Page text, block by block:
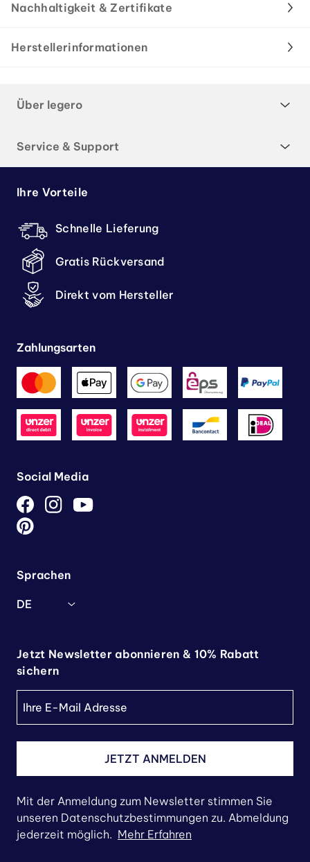
Nachhaltigkeit & Zertifikate
Herstellerinformationen
Über legero
Service & Support
Ihre Vorteile
Schnelle Lieferung
Gratis Rückversand
Direkt vom Hersteller
Zahlungsarten
Social Media
Sprachen
DE
Jetzt Newsletter abonnieren & 10% Rabatt
sichern
JETZT ANMELDEN
Mit der Anmeldung zum Newsletter stimmen Sie
unseren Datenschutzbestimmungen zu. Abmeldung
jederzeit möglich. Mehr Erfahren